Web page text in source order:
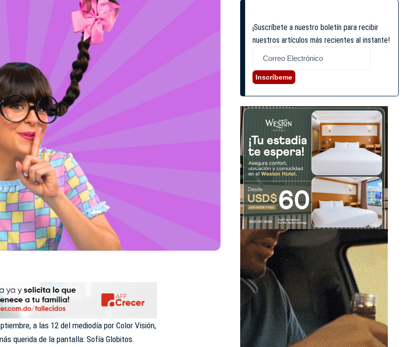
a las 12 del mediodía por Color Visión,
querida de la pantalla:Sofía Globitos.
¡Suscríbete a nuestro boletín para recibir
nuestros artículos más recientes al instante!
Inscríbeme